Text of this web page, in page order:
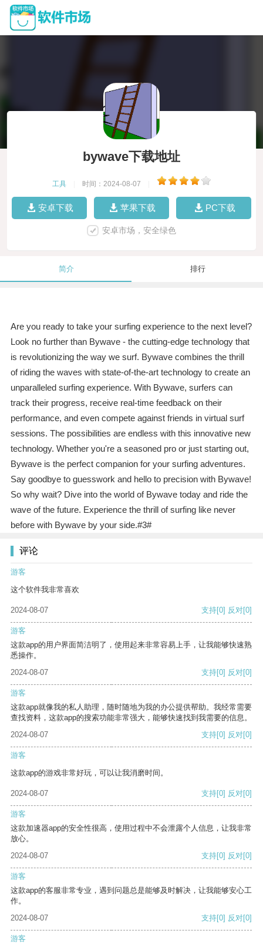
bywave下载地址
工具 时间：2024-08-07
安卓下载 苹果下载 PC下载
安卓市场，安全绿色
简介 排行
Are you ready to take your surfing experience to the next level?
Look no further than Bywave - the cutting-edge technology that
is revolutionizing the way we surf. Bywave combines the thrill
of riding the waves with state-of-the-art technology to create an
unparalleled surfing experience. With Bywave, surfers can
track their progress, receive real-time feedback on their
performance, and even compete against friends in virtual surf
sessions. The possibilities are endless with this innovative new
technology. Whether you're a seasoned pro or just starting out,
Bywave is the perfect companion for your surfing adventures.
Say goodbye to guesswork and hello to precision with Bywave!
So why wait? Dive into the world of Bywave today and ride the
wave of the future. Experience the thrill of surfing like never
before with Bywave by your side.#3#
评论
游客
这个软件我非常喜欢
2024-08-07 支持[0] 反对[0]
游客
这款app的用户界面简洁明了，使用起来非常容易上手，让我能够快速熟
悉操作。
2024-08-07
支持[0] 反对[0]
游客
这款app就像我的私人助理，随时随地为我的办公提供帮助。我经常需要
查找资料，这款app的搜索功能非常强大，能够快速找到我需要的信息。
2024-08-07
支持[0] 反对[0]
游客
这款app的游戏非常好玩，可以让我消磨时间。
2024-08-07 支持[0] 反对[0]
游客
这款加速器app的安全性很高，使用过程中不会泄露个人信息，让我非常
放心。
2024-08-07
支持[0] 反对[0]
游客
这款app的客服非常专业，遇到问题总是能够及时解决，让我能够安心工
作。
2024-08-07
支持[0] 反对[0]
游客